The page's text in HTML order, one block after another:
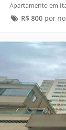
Apartamento em
R$ 800por